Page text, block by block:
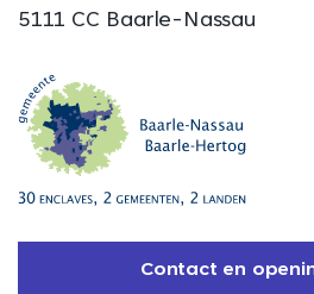
5111 CC Baarle-Nassau
Contact en